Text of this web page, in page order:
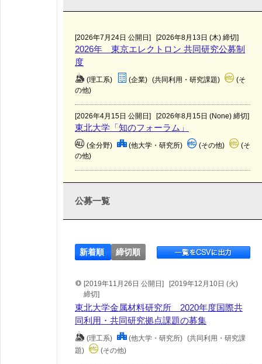
[2026年7月24日 公開日] [2026年8月13日 (木) 締切]
2026年 東京エレクトロン 共同研究公募制
度
(理工系) (企業) (共同利用・研究課題)
(そ
の他)
[2026年4月15日 公開日] [2026年8月15日 (None) 締切]
東北大学「知のフォーラム」
(全分野) (他大学・研究所) (その他)
(そ
の他)
公募一覧
新着順 締切順
[2019年11月26日 公開日]
[2019年12月10日 (火)
締切]
東北大学金属材料研究所 2020年度国際共
同利用・共同研究拠点課題の募集
(理工系) (他大学・研究所) (共同利用・研究課
題)
(その他)